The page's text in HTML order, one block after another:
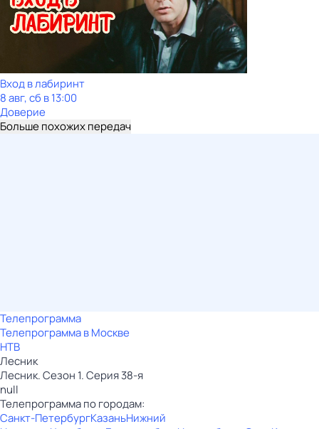
Вход в лабиринт
8 авг, сб в 13:00
Доверие
Больше похожих передач
Телепрограмма
Телепрограмма в Москве
НТВ
Лесник
Лесник. Сезон 1. Серия 38-я
null
Телепрограмма по городам:
Санкт-ПетербургКазаньНижний